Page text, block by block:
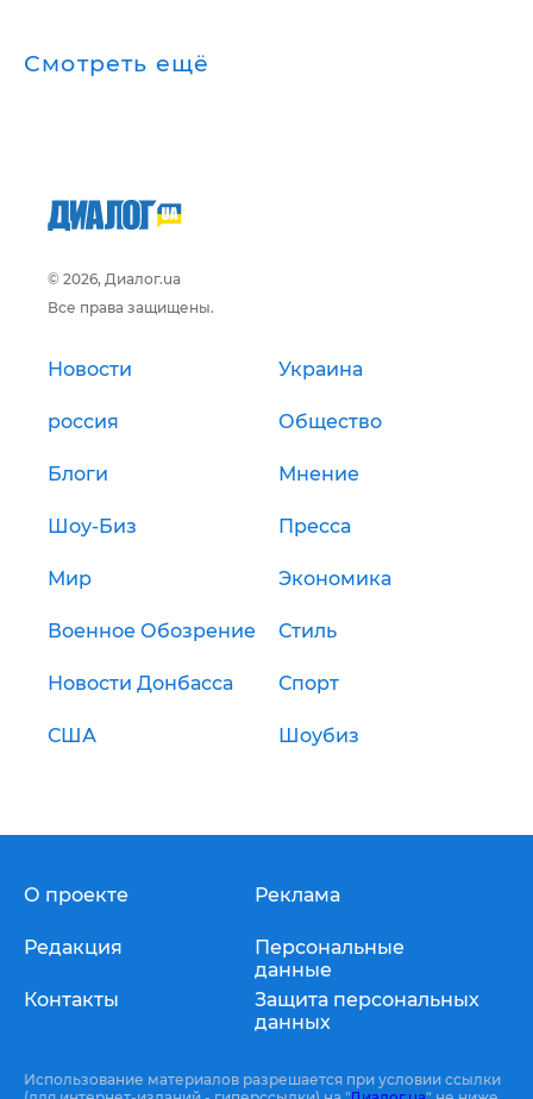
Смотреть ещё
© 2026, Диалог.ua
Все права защищены.
Новости Украина
россия Общество
Блоги Мнение
Шоу-Биз Пресса
Мир Экономика
Военное Обозрение Стиль
Новости Донбасса Спорт
США Шоубиз
О проекте
Редакция
Контакты
Реклама
Персональные
данные
Защита персональных
данных
Использование материалов разрешается при условии ссылки